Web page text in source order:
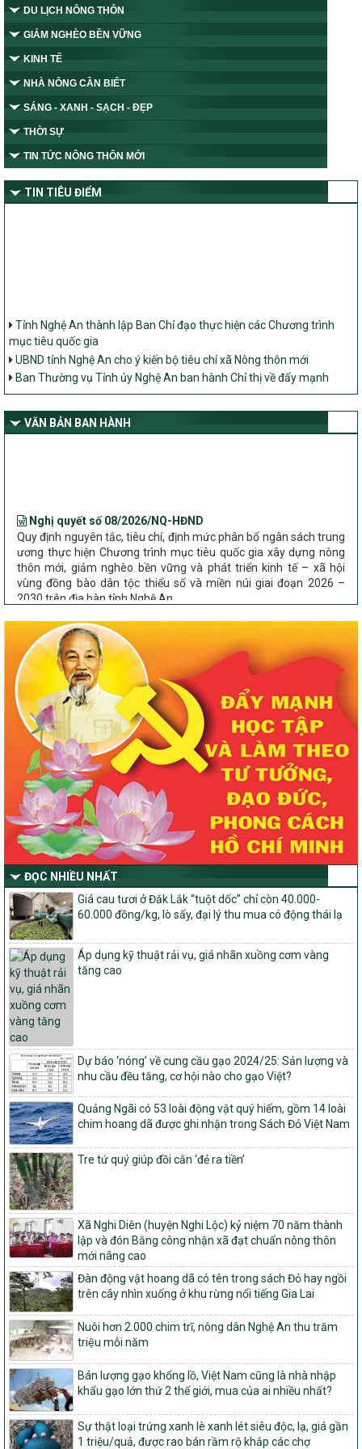
DU LỊCH NÔNG THÔN
GIẢM NGHÈO BỀN VỮNG
KINH TẾ
NHÀ NÔNG CẦN BIẾT
SÁNG - XANH - SẠCH - ĐẸP
THỜI SỰ
TIN TỨC NÔNG THÔN MỚI
TIN TIÊU ĐIỂM
Tỉnh Nghệ An thành lập Ban Chỉ đạo thực hiện các Chương trình
mục tiêu quốc gia
UBND tỉnh Nghệ An cho ý kiến bộ tiêu chí xã Nông thôn mới
Ban Thường vụ Tỉnh ủy Nghệ An ban hành Chỉ thị về đẩy mạnh
thực hiện Chương trình mục tiêu quốc gia xây dựng nông thôn mới,
dân tộc thiểu số và miền núi giai đoạn 2026 – 2030 trên địa bàn tỉnh
Nghệ An
VĂN BẢN BAN HÀNH
Quy định nguyên tắc, tiêu chí, định mức phân bổ ngân sách trung
ương thực hiện Chương trình mục tiêu quốc gia xây dựng nông
thôn mới, giảm nghèo bền vững và phát triển kinh tế – xã hội
vùng đồng bào dân tộc thiểu số và miền núi giai đoạn 2026 –
2030 trên địa bàn tỉnh Nghệ An
về đẩy mạnh thực hiện Chương trình mục tiêu quốc gia xây dựng
nông thôn mới, giảm nghèo bền vững và phát triển kinh tế – xã
hội vùng đồng bào dân tộc thiểu số và miền núi giai đoạn 2026 –
2030 trên địa bàn tỉnh Nghệ An
Quyết định số 2490/QĐ-UBND
Về việc thành lập Ban Chỉ đạo Chương trình mục tiều quốc gia xây
dựng nông thôn mới, giảm nghèo bền vững và phát triển kinh tế –
xã hội vùng đồng bào dân tộc thiểu số và miền núi giai đoạn 2026
-2030 tỉnh Nghệ An
Thông tư Số 23/2026/TT-BNNMT
Thông tư Hướng dẫn thực hiện một số nội dung Chương trình
mục tiêu quốc gia xây dựng nông thôn mới, giảm nghèo bền
vững và phát triển kinh tế – xã hội vùng đồng bào dân tộc thiểu
số và miền núi giai đoạn 2026-2030 thuộc phạm vi quản lý nhà
nước của Bộ Nông nghiệp và Môi trường
Quyết định số: 26/2026/QĐ-TTg
Quyết định ban hành Bộ tiêu chí và quy trình đánh giá, phân hạng
sản phẩm Mỗi xã một sản phẩm
số: 19/2026/QĐ-TTg
Quy định điều kiện, trình tự, thủ tục, hồ sơ xét, công nhận, công bố
và thu hồi quyết định công nhận xã đạt chuẩn nông thôn mới, xã
đạt nông thôn mới hiện đại và tỉnh, thành phố hoàn thành nhiệm
vụ xây dựng nông thôn mới giai đoạn 2026 – 2030
Quyết định số 16/2026/QĐ-TTg
Quy định nguyên tắc, tiêu chí, định mức phân bổ ngân sách trung
ương và tỉ lệ vốn đối ứng ngân sách của địa phương thực hiện
Chương trình mục tiêu quốc gia xây dựng nông thôn mới, giảm
nghèo bền vững và phát triển kinh tế – xã hội vùng đồng bào dân
tộc thiểu số và miền núi giai đoạn 2026 – 2030
1451/QĐ-UBND
Phê duyệt danh sách các xã thuộc nhóm 1, nhóm 2, nhóm 3
trong xây dựng nông thôn mới giai đoạn 2026-2030 trên địa bàn
tỉnh Nghệ An
103/PTNT-NTM
Về việc đăng ký thực hiện Dự án liên kết theo chuỗi giá trị thuộc
Dự án 2 – Chương trình Mục tiêu quốc gia Giảm nghèo bền vững
giai đoạn 2021-2025 được kéo dài sang năm 2026
827/QĐ-BNNMT
Quyết định Ban hành Kế hoạch triển khai thực hiện Chương trình
mục tiêu quốc gia xây dựng nông thôn mới, giảm nghèo bền
vững và phát triển kinh tế – xã hội vùng đồng bào dân tộc thiểu
số và miền núi giai đoạn 2026-2035, giai đoạn I: Từ năm 2026
đến năm 2030
14/2026/TT-BNNMT
Hướng dẫn thực hiện một số nội dung tiêu chí, điều kiện thuộc Bộ
tiêu chí quốc gia về nông thôn mới giai đoạn 2026 – 2030 thuộc
phạm vi quản lý nhà nước của Bộ Nông nghiệp và Môi trường
417/QĐ-BNNMT
ĐỌC NHIỀU NHẤT
Giá cau tươi ở Đắk Lắk “tuột dốc” chỉ còn 40.000-
60.000 đồng/kg, lò sấy, đại lý thu mua có động thái lạ
Áp dụng kỹ thuật rải vụ, giá nhãn xuồng cơm vàng
tăng cao
Dự báo ‘nóng’ về cung cầu gạo 2024/25: Sản lượng và
nhu cầu đều tăng, cơ hội nào cho gạo Việt?
Quảng Ngãi có 53 loài động vật quý hiếm, gồm 14 loài
chim hoang dã được ghi nhận trong Sách Đỏ Việt Nam
Tre tứ quý giúp đồi cằn ‘đẻ ra tiền’
Xã Nghi Diên (huyện Nghi Lộc) kỷ niệm 70 năm thành
lập và đón Bằng công nhận xã đạt chuẩn nông thôn
mới nâng cao
Đàn động vật hoang dã có tên trong sách Đỏ hay ngồi
trên cây nhìn xuống ở khu rừng nổi tiếng Gia Lai
Nuôi hơn 2.000 chim trĩ, nông dân Nghệ An thu trăm
triệu mỗi năm
Bán lượng gạo khổng lồ, Việt Nam cũng là nhà nhập
khẩu gạo lớn thứ 2 thế giới, mua của ai nhiều nhất?
Sự thật loại trứng xanh lè xanh lét siêu độc, lạ, giá gần
1 triệu/quả, được rao bán rầm rộ khắp các chợ